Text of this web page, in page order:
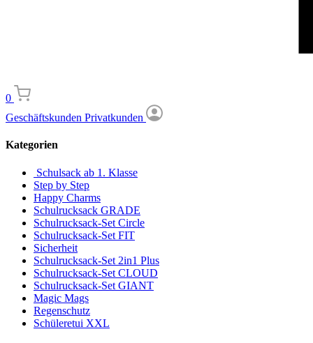
0
Geschäftskunden Privatkunden
Kategorien
Schulsack ab 1. Klasse
Step by Step
Happy Charms
Schulrucksack GRADE
Schulrucksack-Set Circle
Schulrucksack-Set FIT
Sicherheit
Schulrucksack-Set 2in1 Plus
Schulrucksack-Set CLOUD
Schulrucksack-Set GIANT
Magic Mags
Regenschutz
Schüleretui XXL